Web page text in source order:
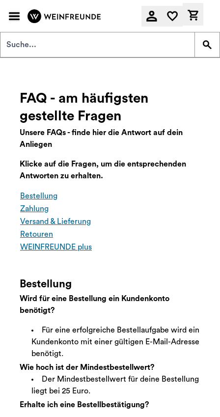
FAQ - am häufigsten
gestellte Fragen
Unsere FAQs - finde hier die Antwort auf dein
Anliegen
Klicke auf die Fragen, um die entsprechenden
Antworten zu erhalten.
Bestellung
Zahlung
Versand & Lieferung
Retouren
WEINFREUNDE plus
Bestellung
Wird für eine Bestellung ein Kundenkonto
benötigt?
Für eine erfolgreiche Bestellaufgabe wird ein
Kundenkonto mit einer gültigen E-Mail-Adresse
benötigt.
Wie hoch ist der Mindestbestellwert?
Der Mindestbestellwert für deine Bestellung
liegt bei 25 Euro.
Erhalte ich eine Bestellbestätigung?